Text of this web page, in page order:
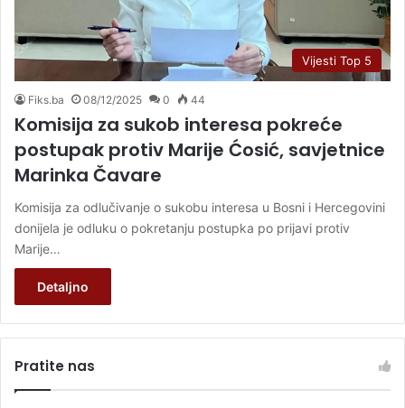
Vijesti Top 5
Fiks.ba 08/12/2025 0 44
Komisija za sukob interesa pokreće
postupak protiv Marije Ćosić, savjetnice
Marinka Čavare
Komisija za odlučivanje o sukobu interesa u Bosni i Hercegovini
donijela je odluku o pokretanju postupka po prijavi protiv
Marije…
Detaljno
Pratite nas